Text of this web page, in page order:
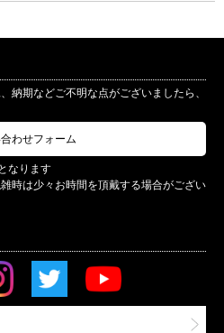
納期などご不明な点がございましたら、
わせフォーム
なります
時は少々お時間を頂戴する場合がござい